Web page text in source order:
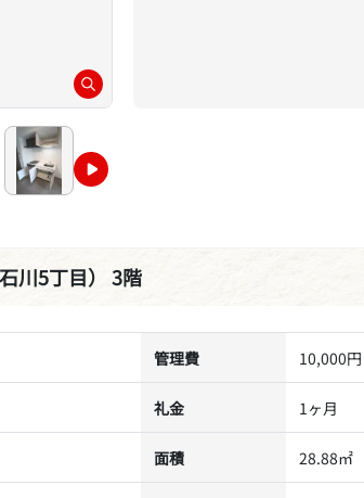
川5丁目） 3階
管理費 10,000円
礼金 1ヶ月
面積 28.88㎡